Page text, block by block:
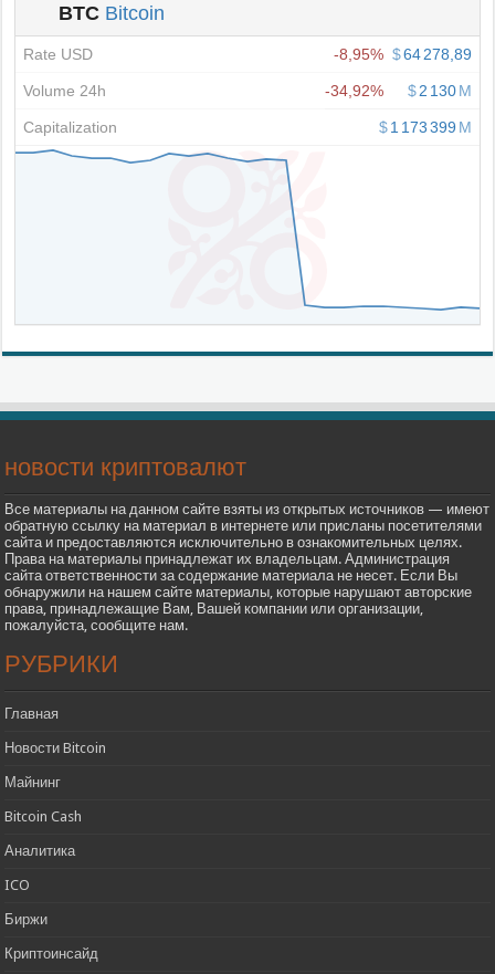
новости криптовалют
Все материалы на данном сайте взяты из открытых источников — имеют
обратную ссылку на материал в интернете или присланы посетителями
сайта и предоставляются исключительно в ознакомительных целях.
Права на материалы принадлежат их владельцам. Администрация
сайта ответственности за содержание материала не несет. Если Вы
обнаружили на нашем сайте материалы, которые нарушают авторские
права, принадлежащие Вам, Вашей компании или организации,
пожалуйста, сообщите нам.
РУБРИКИ
Главная
Новости Bitcoin
Майнинг
Bitcoin Cash
Аналитика
ICO
Биржи
Криптоинсайд